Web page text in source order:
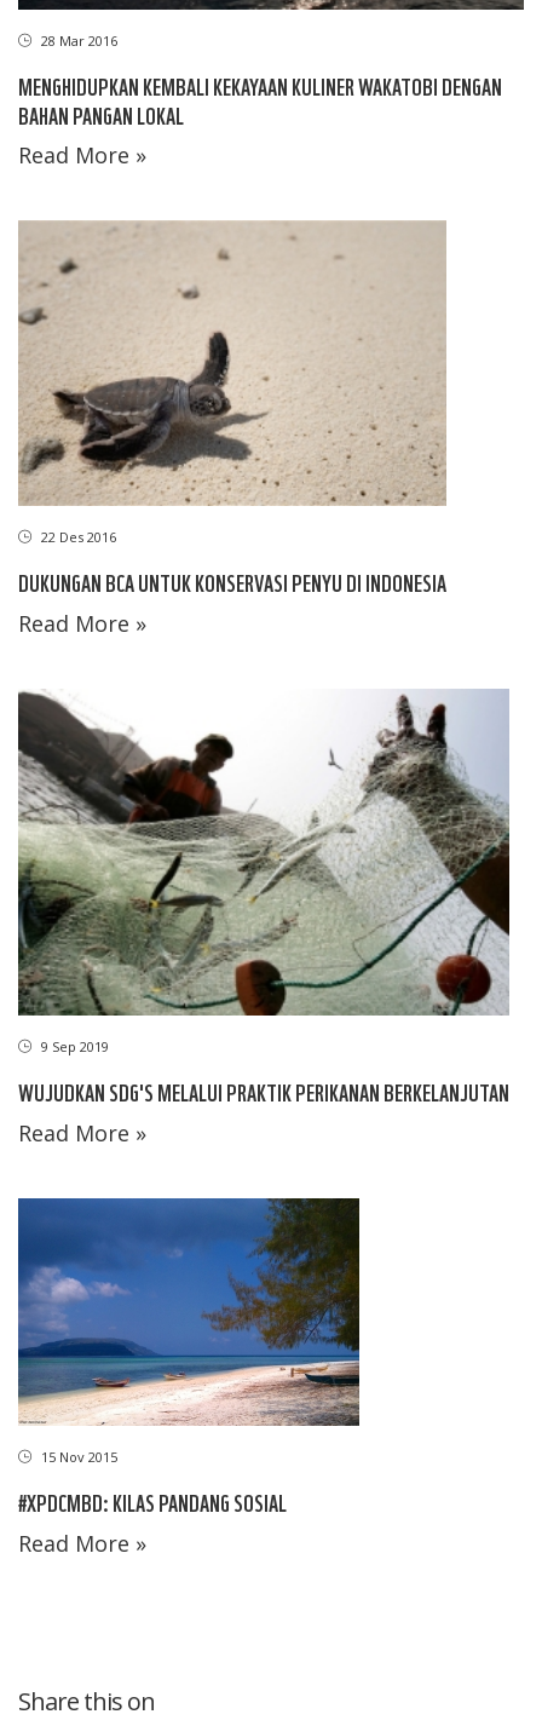
28 Mar 2016
MENGHIDUPKAN KEMBALI KEKAYAAN KULINER WAKATOBI DENGAN
BAHAN PANGAN LOKAL
Read More »
22 Des 2016
DUKUNGAN BCA UNTUK KONSERVASI PENYU DI INDONESIA
Read More »
9 Sep 2019
WUJUDKAN SDG'S MELALUI PRAKTIK PERIKANAN BERKELANJUTAN
Read More »
15 Nov 2015
#XPDCMBD: KILAS PANDANG SOSIAL
Read More »
Share this on